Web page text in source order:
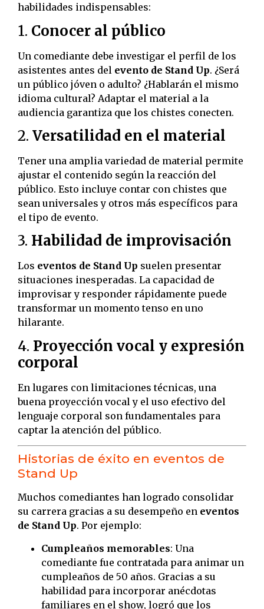
habilidades indispensables:
1. Conocer al público
Un comediante debe investigar el perfil de los
asistentes antes del evento de Stand Up. ¿Será
un público jóven o adulto? ¿Hablarán el mismo
idioma cultural? Adaptar el material a la
audiencia garantiza que los chistes conecten.
2. Versatilidad en el material
Tener una amplia variedad de material permite
ajustar el contenido según la reacción del
público. Esto incluye contar con chistes que
sean universales y otros más específicos para
el tipo de evento.
3. Habilidad de improvisación
Los eventos de Stand Up suelen presentar
situaciones inesperadas. La capacidad de
improvisar y responder rápidamente puede
transformar un momento tenso en uno
hilarante.
4. Proyección vocal y expresión
corporal
En lugares con limitaciones técnicas, una
buena proyección vocal y el uso efectivo del
lenguaje corporal son fundamentales para
captar la atención del público.
Historias de éxito en eventos de
Stand Up
Muchos comediantes han logrado consolidar
su carrera gracias a su desempeño en eventos
de Stand Up. Por ejemplo:
Cumpleaños memorables: Una
comediante fue contratada para animar un
cumpleaños de 50 años. Gracias a su
habilidad para incorporar anécdotas
familiares en el show, logró que los